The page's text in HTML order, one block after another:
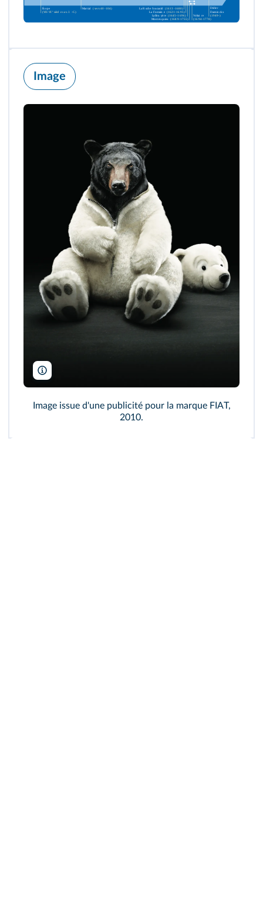
Image
Image issue d'une publicité pour la marque FIAT,
2010.